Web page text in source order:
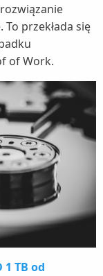
przekłada się
of Work.
TB od